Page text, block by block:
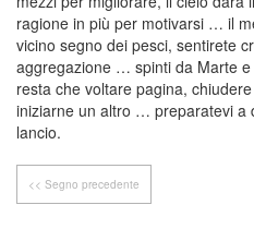
ragione in più per motivarsi … il
vicino segno dei pesci, sentirete
aggregazione … spinti da Marte
resta che voltare pagina,
iniziarne un altro … preparatevi a
lancio.
<< Segno precedente